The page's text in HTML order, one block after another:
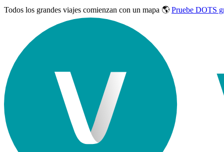
Todos los grandes viajes comienzan con un mapa 🌎 Pruebe DOTS